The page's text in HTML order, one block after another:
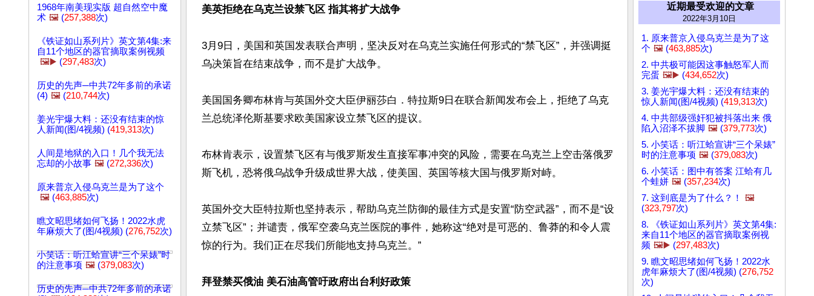
1968年南美现实版 超自然空中魔
术 🖼️ (257,388次)
《铁证如山系列片》英文第4集:来
自11个地区的器官摘取案例视频
🖼️▶️ (297,483次)
历史的先声─中共72年多前的承诺
(4) 🖼️ (210,744次)
姜光宇爆大料：还没有结束的惊
人新闻(图/4视频) (419,313次)
人间是地狱的入口！几个我无法
忘却的小故事 🖼️ (272,336次)
原来普京入侵乌克兰是为了这个
🖼️ (463,885次)
瞧文昭思绪如何飞扬！2022水虎
年麻烦大了(图/4视频) (276,752次)
小笑话：听江蛤宣讲“三个呆婊”时
的注意事项 🖼️ (379,083次)
历史的先声─中共72年多前的承诺
美英拒绝在乌克兰设禁飞区 指其将扩大战争
3月9日，美国和英国发表联合声明，坚决反对在乌克兰实施任何形式的“禁飞区”，并强调挺
乌决策旨在结束战争，而不是扩大战争。
美国国务卿布林肯与英国外交大臣伊丽莎白．特拉斯9日在联合新闻发布会上，拒绝了乌克
兰总统泽伦斯基要求欧美国家设立禁飞区的提议。
布林肯表示，设置禁飞区有与俄罗斯发生直接军事冲突的风险，需要在乌克兰上空击落俄罗
斯飞机，恐将俄乌战争升级成世界大战，使美国、英国等核大国与俄罗斯对峙。
英国外交大臣特拉斯也坚持表示，帮助乌克兰防御的最佳方式是安置“防空武器”，而不是“设
立禁飞区”；并谴责，俄军空袭乌克兰医院的事件，她称这“绝对是可恶的、鲁莽的和令人震
惊的行为。我们正在尽我们所能地支持乌克兰。”
拜登禁买俄油 美石油高管吁政府出台利好政策
近期最受欢迎的文章
2022年3月10日
1. 原来普京入侵乌克兰是为了这
个 🖼️ (463,885次)
2. 中共极可能因这事触怒军人而
完蛋 🖼️▶️ (434,652次)
3. 姜光宇爆大料：还没有结束的
惊人新闻(图/4视频) (419,313次)
4. 中共部级强奸犯被抖落出来 俄
陷入沼泽不拔脚 🖼️ (379,773次)
5. 小笑话：听江蛤宣讲“三个呆婊”
时的注意事项 🖼️ (379,083次)
6. 小笑话：图中有答案 江蛤有几
个蛙姘 🖼️ (357,234次)
7. 这到底是为了什么？！
🖼️
(323,797次)
8. 《铁证如山系列片》英文第4集:
来自11个地区的器官摘取案例视
频 🖼️▶️ (297,483次)
9. 瞧文昭思绪如何飞扬！2022水
虎年麻烦大了(图/4视频) (276,752
次)